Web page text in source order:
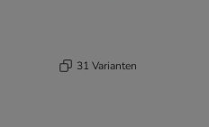
31 Varianten